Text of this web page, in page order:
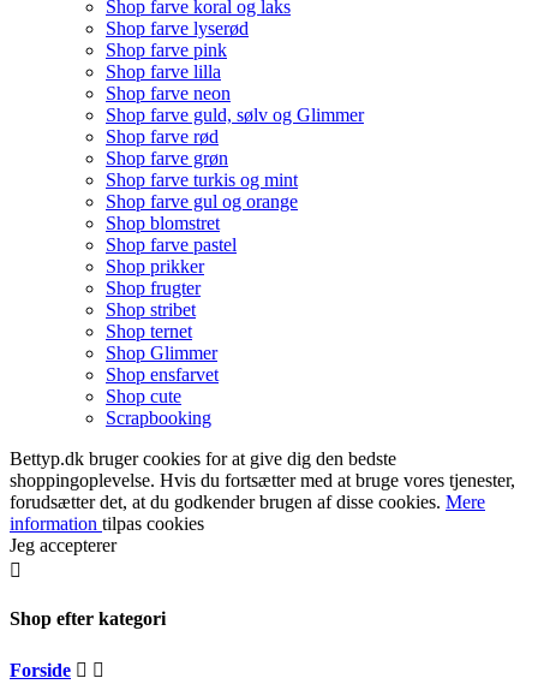
Shop farve koral og laks
Shop farve lyserød
Shop farve pink
Shop farve lilla
Shop farve neon
Shop farve guld, sølv og Glimmer
Shop farve rød
Shop farve grøn
Shop farve turkis og mint
Shop farve gul og orange
Shop blomstret
Shop farve pastel
Shop prikker
Shop frugter
Shop stribet
Shop ternet
Shop Glimmer
Shop ensfarvet
Shop cute
Scrapbooking
Bettyp.dk bruger cookies for at give dig den bedste
shoppingoplevelse. Hvis du fortsætter med at bruge vores tjenester,
forudsætter det, at du godkender brugen af disse cookies. Mere
information tilpas cookies
Jeg accepterer

Shop efter kategori
Forside  